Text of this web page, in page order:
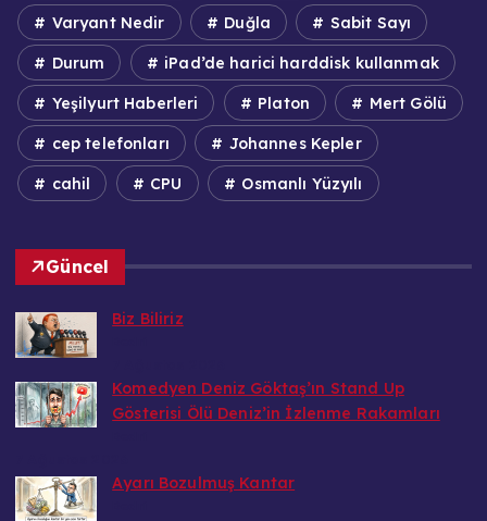
Varyant Nedir Duğla Sabit Sayı
Durum iPad’de harici harddisk kullanmak
Yeşilyurt Haberleri Platon Mert Gölü
cep telefonları Johannes Kepler
cahil CPU Osmanlı Yüzyılı
Güncel
Biz Biliriz
Komedyen Deniz Göktaş’ın Stand Up
Gösterisi Ölü Deniz’in İzlenme Rakamları
Ayarı Bozulmuş Kantar